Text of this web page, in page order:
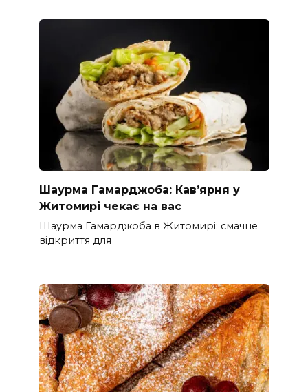
Шаурма Гамарджоба: Кав’ярня у
Житомирі чекає на вас
Шаурма Гамарджоба в Житомирі: смачне
відкриття для